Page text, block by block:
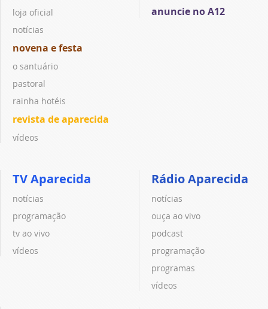
loja oficial
notícias
novena e festa
o santuário
pastoral
rainha hotéis
revista de aparecida
vídeos
anuncie no A12
TV Aparecida
notícias
programação
tv ao vivo
vídeos
Rádio Aparecida
notícias
ouça ao vivo
podcast
programação
programas
vídeos